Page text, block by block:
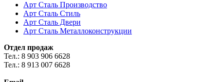
Арт Сталь Производство
Арт Сталь Стиль
Арт Сталь Двери
Арт Сталь Металлоконструкции
Отдел продаж
Тел.: 8 903 906 6628
Тел.: 8 913 007 6628